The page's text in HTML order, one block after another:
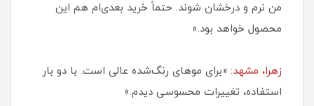
من نرم و درخشان شوند. حتماً خرید بعدی‌ام هم این
محصول خواهد بود.»
زهرا، مشهد: «برای موهای رنگ‌شده عالی است. با دو بار
استفاده، تغییرات محسوسی دیدم.»